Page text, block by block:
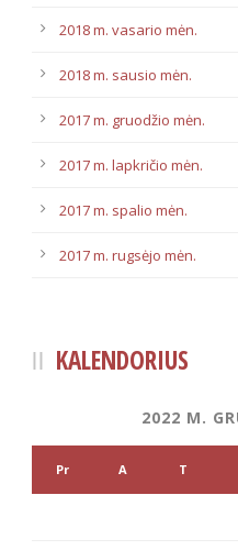
2018 m. vasario mėn.
2018 m. sausio mėn.
2017 m. gruodžio mėn.
2017 m. lapkričio mėn.
2017 m. spalio mėn.
2017 m. rugsėjo mėn.
KALENDORIUS
2022 M.
Pr A T